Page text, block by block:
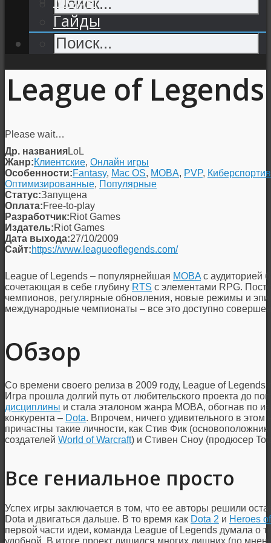
Гайды
League of Legends
Please wait…
Др. названияLoL
Жанр:Клиентские, Онлайн игры
Особенности:Fantasy, Mac OS, MOBA, PVP,
Оптимизированные, Популярные
Статус:Запущена
Оплата:Free-to-play
Разработчик:Riot Games
Издатель:Riot Games
Дата выхода:27/10/2009
Сайт:https://www.leagueoflegends.com/
League of Legends – популярнейшая MOBA с аудиторией
сочетающая в себе глубину RTS с элементами RPG.
чемпионов, регулярные обновления, новые режимы и
международные чемпионаты – все это доступно
Обзор
Со времени своего релиза в 2009 году, League of
Игра прошла долгий путь от любительского проекта до
дисциплины и стала эталоном жанра MOBA, обогнав по
конкурента – Dota. Впрочем, ничего удивительного в
причастны такие личности, как Стив Фик
создателей World of Warcraft) и Стивен Сноу (продюсер
Все гениальное просто
Успех игры заключается в том, что ее авторы решили
Dota и двигаться дальше. В то время как Dota 2 и Heroes
первой части идеи, команда League of Legends думала о